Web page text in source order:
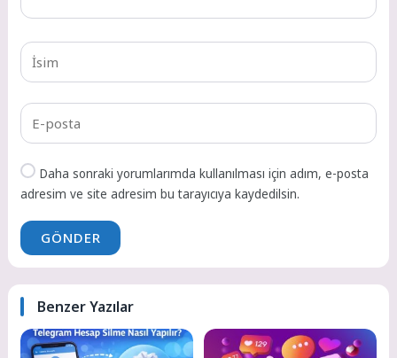
Daha sonraki yorumlarımda kullanılması için adım, e-posta
adresim ve site adresim bu tarayıcıya kaydedilsin.
GÖNDER
Benzer Yazılar